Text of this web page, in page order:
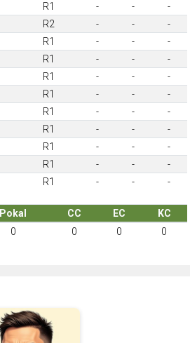
R1 - -
-
R2 - -
-
R1 - -
-
R1 - -
-
R1 - -
-
R1 - -
-
R1 - -
-
R1 - -
-
R1 - -
-
R1 - -
-
R1 - - -
Pokal CC EC
KC
0 0 0 0